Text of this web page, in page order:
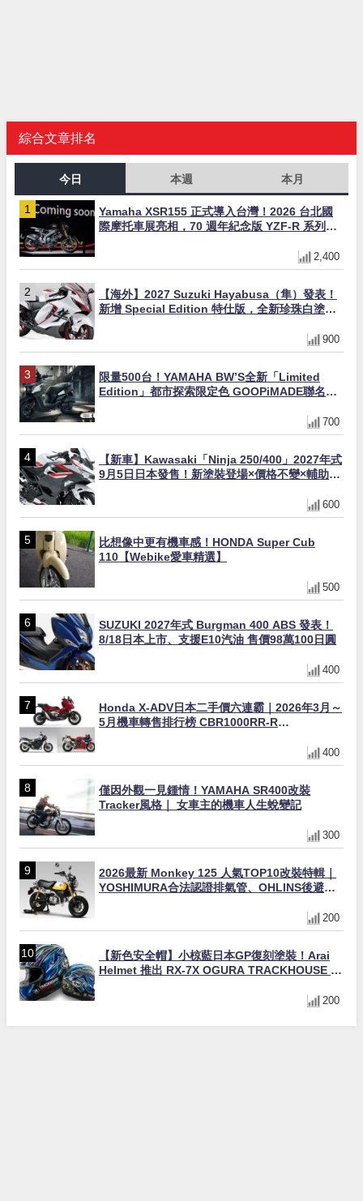
綜合文章排名
今日 本週 本月
Yamaha XSR155 正式導入台灣！2026 台北國
際摩托車展亮相，70 週年紀念版 YZF-R 系列限
2,400
【海外】2027 Suzuki Hayabusa（隼）發表！
新增 Special Edition 特仕版，全新珍珠白塗裝
900
限量500台！YAMAHA BW’S全新「Limited
Edition」都市探索限定色 GOOPiMADE聯名包
700
【新車】Kawasaki「Ninja 250/400」2027年式
9月5日日本發售！新塗裝登場×價格不變×輔助滑
600
比想像中更有機車感！HONDA Super Cub
110【Webike愛車精選】
500
SUZUKI 2027年式 Burgman 400 ABS 發表！
8/18日本上市、支援E10汽油 售價98萬100日圓
400
Honda X-ADV日本二手價六連霸｜2026年3月～
5月機車轉售排行榜 CBR1000RR-R
400
僅因外觀一見鍾情！YAMAHA SR400改裝
Tracker風格｜ 女車主的機車人生蛻變記
300
2026最新 Monkey 125 人氣TOP10改裝特輯｜
YOSHIMURA合法認證排氣管、OHLINS後避
200
【新色安全帽】小椋藍日本GP復刻塗裝！Arai
Helmet 推出 RX-7X OGURA TRACKHOUSE 限
200